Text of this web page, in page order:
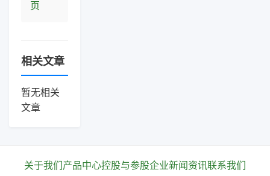
页
相关文章
暂无相关
文章
关于我们 产品中心控股与参股企业新闻资讯联系我们